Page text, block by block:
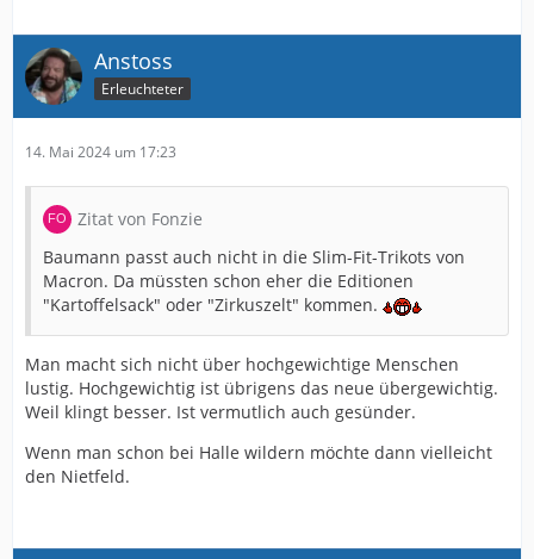
Anstoss
Erleuchteter
14. Mai 2024 um 17:23
Zitat von Fonzie
Baumann passt auch nicht in die Slim-Fit-Trikots von
Macron. Da müssten schon eher die Editionen
"Kartoffelsack" oder "Zirkuszelt" kommen.
Man macht sich nicht über hochgewichtige Menschen
lustig. Hochgewichtig ist übrigens das neue übergewichtig.
Weil klingt besser. Ist vermutlich auch gesünder.
Wenn man schon bei Halle wildern möchte dann vielleicht
den Nietfeld.